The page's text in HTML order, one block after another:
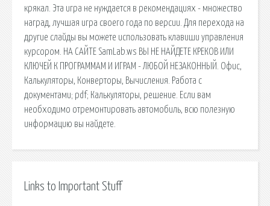
крякал. Эта игра не нуждается в рекомендациях - множество
наград, лучшая игра своего года по версии. Для перехода на
другие слайды вы можете использовать клавиши управления
курсором. НА САЙТЕ SamLab.ws ВЫ НЕ НАЙДЕТЕ КРЕКОВ ИЛИ
КЛЮЧЕЙ К ПРОГРАММАМ И ИГРАМ - ЛЮБОЙ НЕЗАКОННЫЙ. Офис,
Калькуляторы, Конверторы, Вычисления. Работа с
документами; pdf; Калькуляторы, решение. Если вам
необходимо отремонтировать автомобиль, всю полезную
информацию вы найдете.
Links to Important Stuff